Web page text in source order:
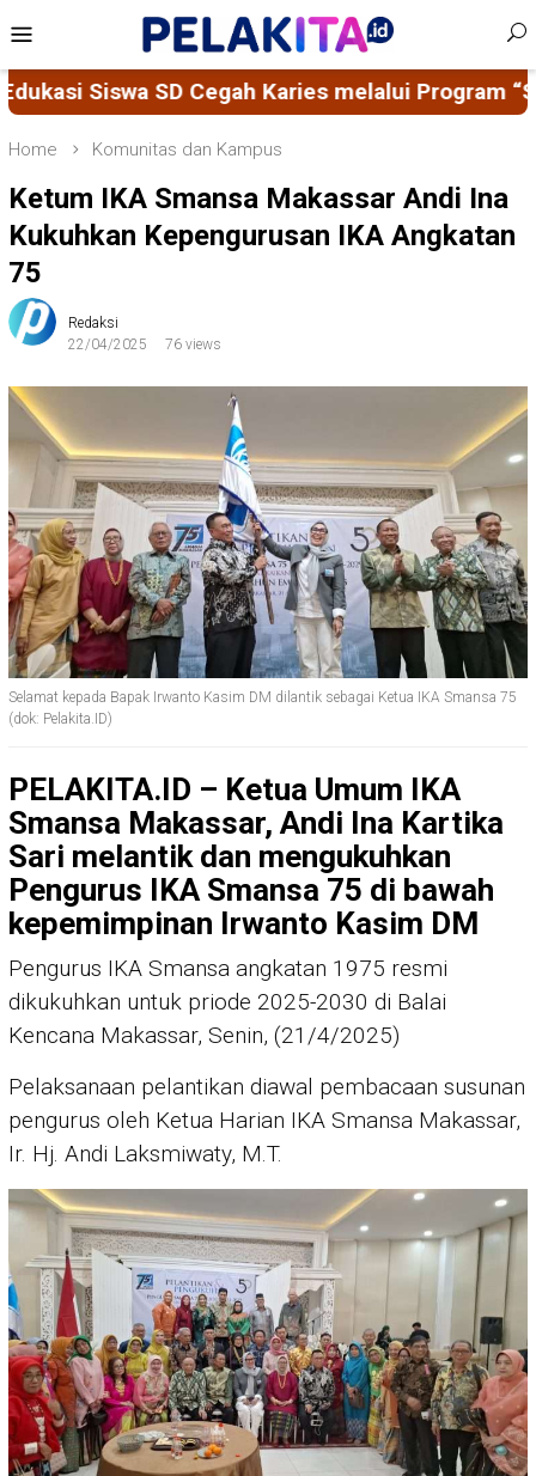
to
content
Menu
melalui Program “SENYUM CERIA” Kritik Jadi
Home Komunitas dan Kampus
Ketum IKA Smansa Makassar Andi Ina
Kukuhkan Kepengurusan IKA Angkatan
75
Redaksi
22/04/2025
76 views
Selamat kepada Bapak Irwanto Kasim DM dilantik sebagai Ketua IKA Smansa 75
(dok: Pelakita.ID)
PELAKITA.ID – Ketua Umum IKA
Smansa Makassar, Andi Ina Kartika
Sari melantik dan mengukuhkan
Pengurus IKA Smansa 75 di bawah
kepemimpinan Irwanto Kasim DM
Pengurus IKA Smansa angkatan 1975 resmi
dikukuhkan untuk priode 2025-2030 di Balai
Kencana Makassar, Senin, (21/4/2025)
Pelaksanaan pelantikan diawal pembacaan susunan
pengurus oleh Ketua Harian IKA Smansa Makassar,
Ir. Hj. Andi Laksmiwaty, M.T.